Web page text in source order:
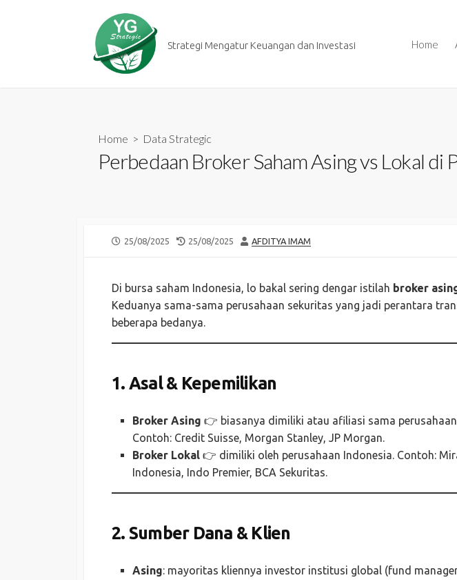
Strategi Mengatur Keuangan dan Investasi Home
Home > Data Strategic
Perbedaan Broker Saham Asing vs Lokal di
PUBLISHED
25/08/2025
LAST
25/08/2025 AUTHOR
AFDITYA IMAM
Di bursa saham Indonesia, lo bakal sering dengar istilah broker
Keduanya sama-sama perusahaan sekuritas yang jadi perantara
beberapa bedanya.
1. Asal & Kepemilikan
Broker Asing 👉 biasanya dimiliki atau afiliasi sama
Contoh: Credit Suisse, Morgan Stanley, JP Morgan.
Broker Lokal 👉 dimiliki oleh perusahaan Indonesia. Contoh:
Indonesia, Indo Premier, BCA Sekuritas.
2. Sumber Dana & Klien
Asing: mayoritas kliennya investor institusi global (fund